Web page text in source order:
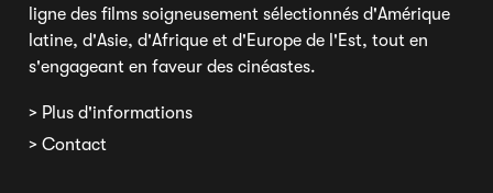
ligne des films soigneusement sélectionnés d'Amérique
latine, d'Asie, d'Afrique et d'Europe de l'Est, tout en
s'engageant en faveur des cinéastes.
> Plus d'informations
> Contact